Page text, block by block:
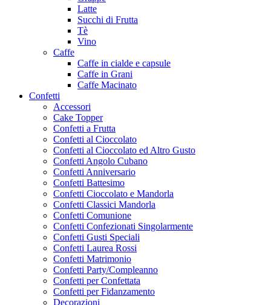
Latte
Succhi di Frutta
Tè
Vino
Caffe
Caffe in cialde e capsule
Caffe in Grani
Caffe Macinato
Confetti
Accessori
Cake Topper
Confetti a Frutta
Confetti al Cioccolato
Confetti al Cioccolato ed Altro Gusto
Confetti Angolo Cubano
Confetti Anniversario
Confetti Battesimo
Confetti Cioccolato e Mandorla
Confetti Classici Mandorla
Confetti Comunione
Confetti Confezionati Singolarmente
Confetti Gusti Speciali
Confetti Laurea Rossi
Confetti Matrimonio
Confetti Party/Compleanno
Confetti per Confettata
Confetti per Fidanzamento
Decorazioni